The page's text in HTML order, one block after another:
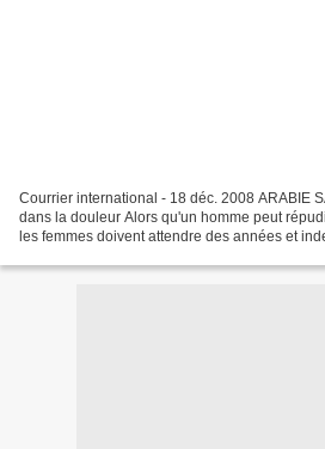
Courrier international - 18 déc. 2008 ARABIE
dans la douleur Alors qu'un homme peut
les femmes doivent attendre des années et